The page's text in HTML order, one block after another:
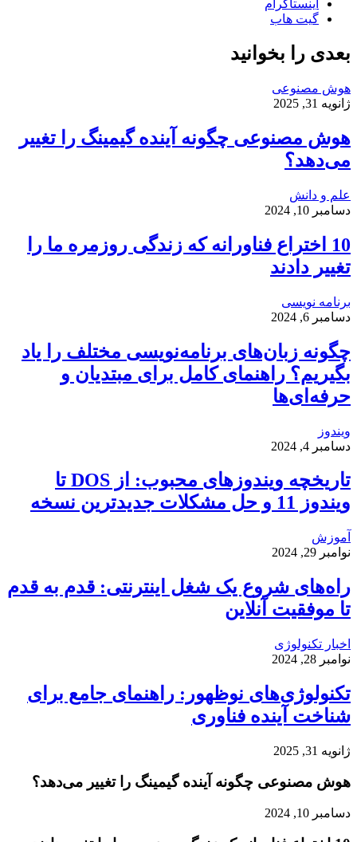
اینستاگرام
گیت ‌هاب
بعدی را بخوانید
هوش مصنوعی
ژانویه 31, 2025
هوش مصنوعی چگونه آینده گیمینگ را تغییر
می‌دهد؟
علم و دانش
دسامبر 10, 2024
10 اختراع فناورانه که زندگی روزمره ما را
تغییر دادند
برنامه نویسی
دسامبر 6, 2024
چگونه زبان‌های برنامه‌نویسی مختلف را یاد
بگیریم؟ راهنمای کامل برای مبتدیان و
حرفه‌ای‌ها
ویندوز
دسامبر 4, 2024
تاریخچه ویندوزهای محبوب: از DOS تا
ویندوز 11 و حل مشکلات جدیدترین نسخه
آموزش
نوامبر 29, 2024
راه‌های شروع یک شغل اینترنتی: قدم به قدم
تا موفقیت آنلاین
اخبار تکنولوژی
نوامبر 28, 2024
تکنولوژی‌های نوظهور: راهنمای جامع برای
شناخت آینده فناوری
ژانویه 31, 2025
هوش مصنوعی چگونه آینده گیمینگ را تغییر می‌دهد؟
دسامبر 10, 2024